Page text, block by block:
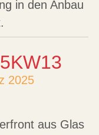
in den Anbau
2025
aus Glas